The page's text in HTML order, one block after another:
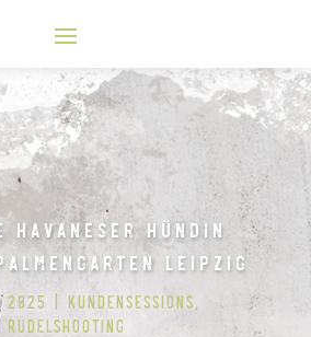
Havaneser Hündin
Leipzig
Kundensessions,
Rudelshooting